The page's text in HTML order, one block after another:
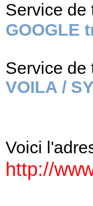
Service
GOOGLE
Service de
VOILA /
Voici
http://